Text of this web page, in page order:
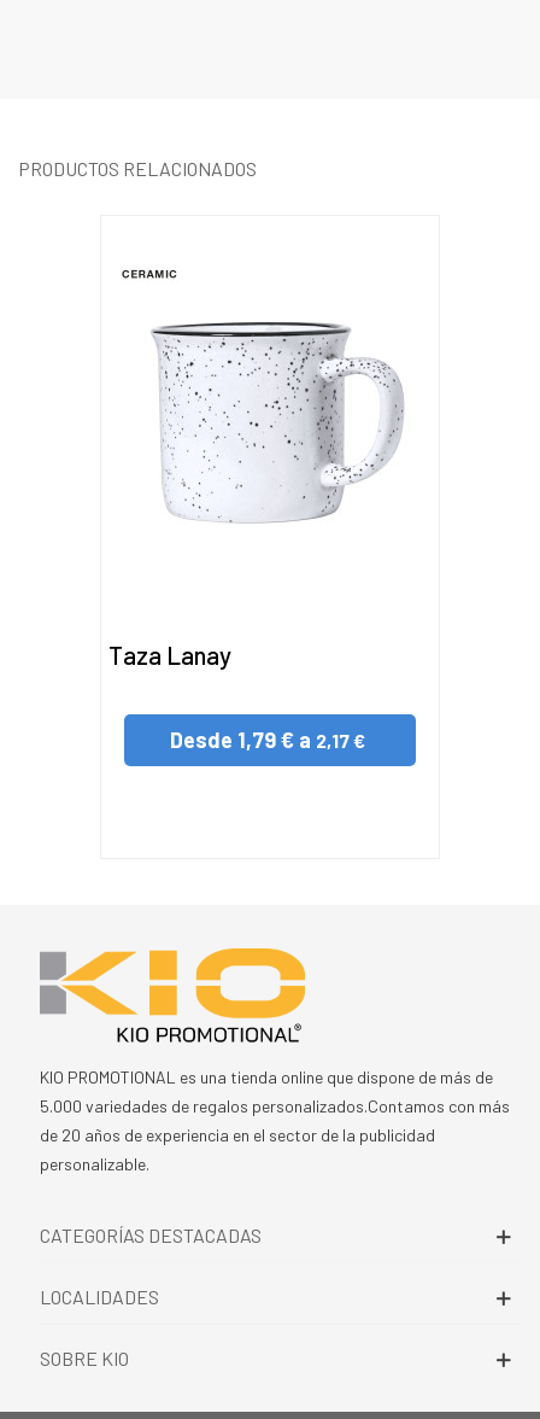
PRODUCTOS RELACIONADOS
Taza Lanay
Desde 1,79 € a 2,17 €
KIO PROMOTIONAL es una tienda online que dispone de más de
5.000 variedades de regalos personalizados.Contamos con más
de 20 años de experiencia en el sector de la publicidad
personalizable.
CATEGORÍAS DESTACADAS
LOCALIDADES
SOBRE KIO